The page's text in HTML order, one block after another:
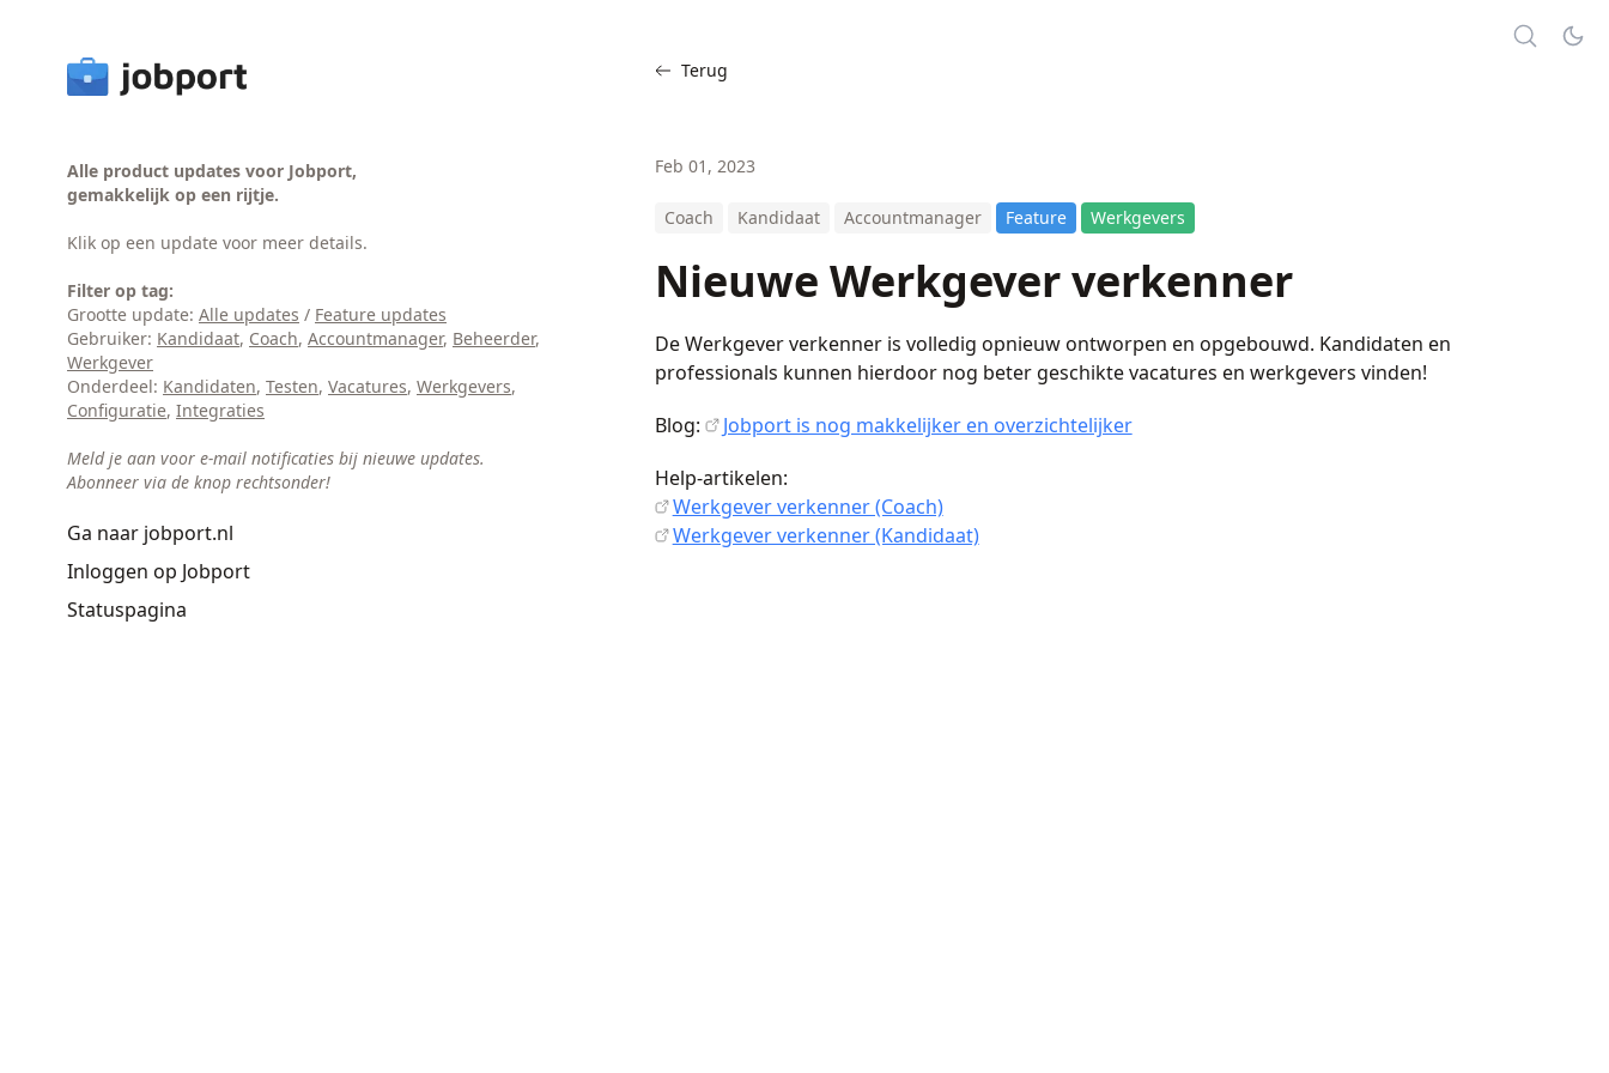
Alle product updates voor Jobport,
gemakkelijk op een rijtje.
Klik op een update voor meer details.
Filter op tag:
Grootte update: Alle updates / Feature updates
Gebruiker: Kandidaat, Coach, Accountmanager, Beheerder,
Werkgever
Onderdeel: Kandidaten, Testen, Vacatures, Werkgevers,
Configuratie, Integraties
Meld je aan voor e-mail notificaties bij nieuwe updates.
Abonneer via de knop rechtsonder!
Ga naar jobport.nl
Inloggen op Jobport
Statuspagina
Terug
Feb 01, 2023
Coach Kandidaat Accountmanager Feature Werkgevers
Nieuwe Werkgever verkenner
De Werkgever verkenner is volledig opnieuw ontworpen en opgebouwd. Kandidaten en
professionals kunnen hierdoor nog beter geschikte vacatures en werkgevers vinden!
Blog:
Jobport is nog makkelijker en overzichtelijker
Help-artikelen:
Werkgever verkenner (Coach)
Werkgever verkenner (Kandidaat)